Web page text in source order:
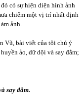
có sự hiện diện hình ảnh
chiếm một vị trí nhất định
ảnh.
Vũ, bài viết của tôi chú ý
ảo, dữ dội và say đắm;
say đắm.